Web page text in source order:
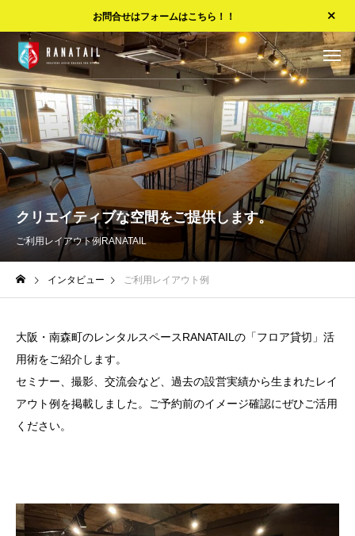
お問合せはフォームはこちら！！
クリエイティブな空間をご提供します。
ご利用レイアウト例RANATAIL
インタビュー ご利用レイアウト例
大阪・南森町のレンタルスペースRANATAILの「フロア貸切」活
用術をご紹介します。
セミナー、撮影、交流会など、過去の設営実績から生まれたレイ
アウト例を掲載しました。ご予約前のイメージ確認にぜひご活用
ください。